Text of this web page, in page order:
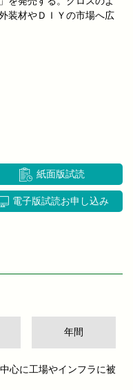
装材やＤＩＹの市場へ広
紙面版試読
電子版試読お申し込み
年間
心に工場やインフラに被